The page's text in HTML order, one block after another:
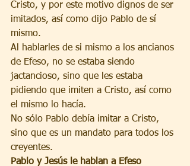
Cristo, y por este motivo dignos de ser
imitados, así como dijo Pablo de sí
mismo.
Al hablarles de si mismo a los ancianos
de Efeso, no se estaba siendo
jactancioso, sino que les estaba
pidiendo que imiten a Cristo, así como
el mismo lo hacía.
No sólo Pablo debía imitar a Cristo,
sino que es un mandato para todos los
creyentes.
Pablo y Jesús le hablan a Efeso